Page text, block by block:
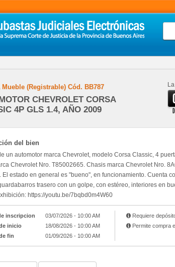
Mueble (Registrable) Cód. BB787
CHEVROLET CORSA
4P GLS 1.4, AÑO 2009
del bien
un automotor marca Chevrolet, modelo Corsa Classic, 4
Chevrolet Nro. T85002665. Chasis marca Chevrolet Nro.
El estado en general es "bueno", en funcionamiento. Cuenta
trasero con un golpe, con estéreo, interiores en
https://youtu.be/7bqbd0m4W60
inscripcion
03/07/2026 - 10:00 AM
inicio
18/08/2026 - 10:00 AM
fin
01/09/2026 - 10:00 AM
Requiere
Permite compra